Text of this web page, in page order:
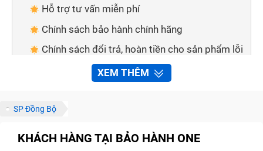
Hỗ trợ tư vấn miễn phí
Chính sách bảo hành chính hãng
Chính sách đổi trả, hoàn tiền cho sản phẩm lỗi
Đa dạng hình thức thanh toán
Cách thức để liên hệ với Trung Tâm Bảo Hành
Thông qua số điện thoại
XEM THÊM
SP Đồng Bộ
KHÁCH HÀNG TẠI BẢO HÀNH ONE